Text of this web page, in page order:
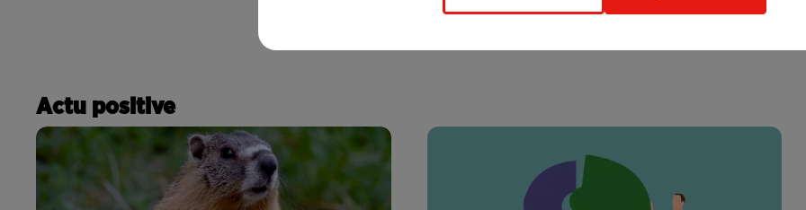
Actu positive